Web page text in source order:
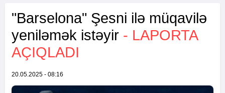
"Barselona" Şesni ilə müqavilə
yeniləmək istəyir - LAPORTA
AÇIQLADI
20.05.2025 - 08:16